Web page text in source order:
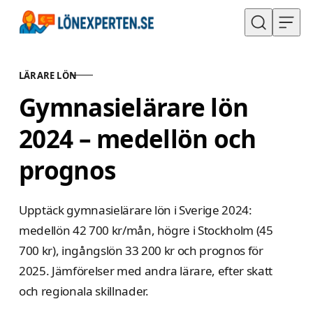
Hoppa till innehåll
KATEGORI
LÄRARE LÖN
Gymnasielärare lön
2024 – medellön och
prognos
Upptäck gymnasielärare lön i Sverige 2024:
medellön 42 700 kr/mån, högre i Stockholm (45
700 kr), ingångslön 33 200 kr och prognos för
2025. Jämförelser med andra lärare, efter skatt
och regionala skillnader.